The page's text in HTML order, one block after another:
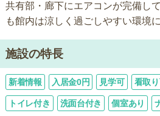
共有部・廊下にエアコンが完備し
も館内は涼しく過ごしやすい環境
施設の特長
新着情報 入居金0円 見学可 看取
トイレ付き 洗面台付き 個室あり